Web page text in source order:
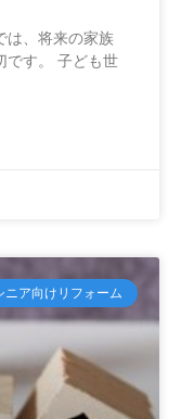
は、将来の家族
です。 子ども世
ニア向けリフォーム